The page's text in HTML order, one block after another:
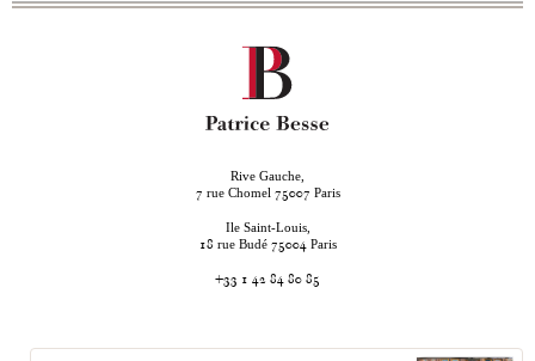
Rive Gauche,
7 rue Chomel 75007 Paris
Ile Saint-Louis,
18 rue Budé 75004 Paris
+33 1 42 84 80 85